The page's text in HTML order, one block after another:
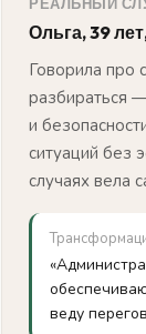
Ольга, 39
Говорила про
разбираться
и
ситуаций без
случаях вела
веду